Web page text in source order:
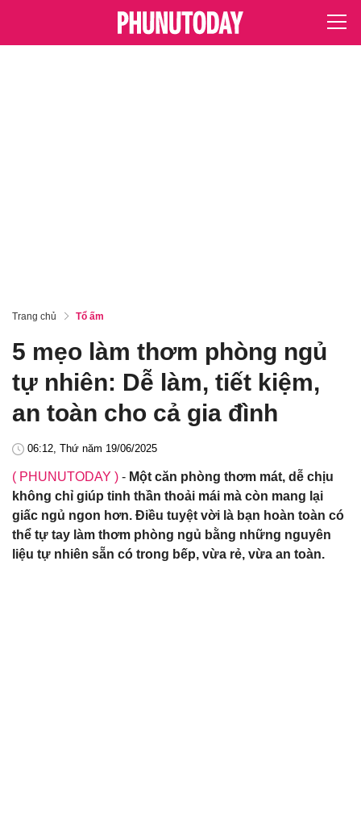
Trang chủ Tổ ấm
5 mẹo làm thơm phòng ngủ
tự nhiên: Dễ làm, tiết kiệm,
an toàn cho cả gia đình
06:12, Thứ năm 19/06/2025
( PHUNUTODAY ) - Một căn phòng thơm mát, dễ chịu
không chỉ giúp tinh thần thoải mái mà còn mang lại
giấc ngủ ngon hơn. Điều tuyệt vời là bạn hoàn toàn có
thể tự tay làm thơm phòng ngủ bằng những nguyên
liệu tự nhiên sẵn có trong bếp, vừa rẻ, vừa an toàn.